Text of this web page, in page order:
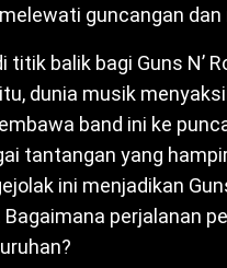
guncangan
titik balik bagi Guns N’
dunia musik
band ini ke
tantangan yang
ini menjadikan
perjalanan